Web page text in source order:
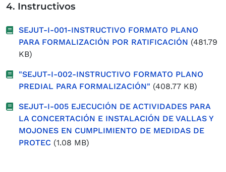
4. Instructivos
SEJUT-I-001-INSTRUCTIVO FORMATO PLANO
PARA FORMALIZACIÓN POR RATIFICACIÓN (481.79
KB)
"SEJUT-I-002-INSTRUCTIVO FORMATO PLANO
PREDIAL PARA FORMALIZACIÓN" (408.77 KB)
SEJUT-I-005 EJECUCIÓN DE ACTIVIDADES PARA
LA CONCERTACIÓN E INSTALACIÓN DE VALLAS Y
MOJONES EN CUMPLIMIENTO DE MEDIDAS DE
PROTEC (1.08 MB)